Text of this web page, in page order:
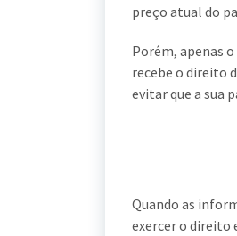
preço atual do
Porém, apenas
recebe o direito
evitar que a sua
Quando as
exercer o direito